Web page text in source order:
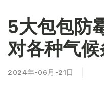
5大包包防
对各种气
2024年-06月-21日